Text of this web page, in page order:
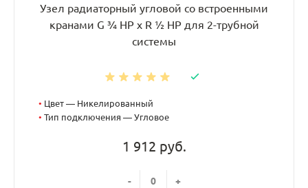
Узел радиаторный угловой со встроенными
кранами G ¾ НР x R ½ НР для 2-трубной
системы
• Цвет — Никелированный
• Тип подключения — Угловое
1 912 руб.
- +